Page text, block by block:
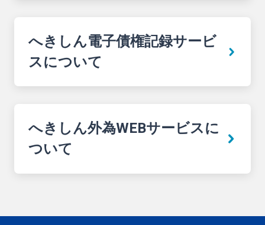
へきしん電子債権記録サービ
スについて
へきしん外為WEBサービスに
ついて